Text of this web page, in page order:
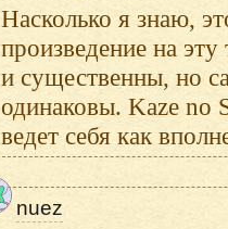
Насколько я знаю,
произведение на
и существенны, но
одинаковы. Kaze no
ведет себя как
nuez